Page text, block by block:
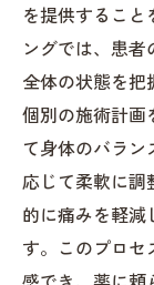
を提供すること
ングでは、患
全体の状態を把
個別の施術計画
て身体のバラ
応じて柔軟に調
的に痛みを軽
す。このプロ